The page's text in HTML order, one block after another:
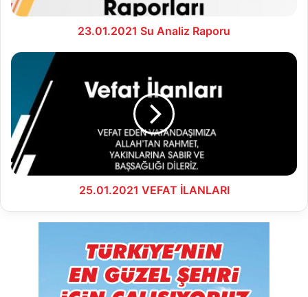
23.01.2021 Su Analiz Raporu
25.01.2021
İLANLARI
25.01.2021 VEFAT İLANLARI